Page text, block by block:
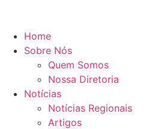
Home
Sobre Nós
Quem Somos
Nossa Diretoria
Notícias
Notícias Regionais
Artigos